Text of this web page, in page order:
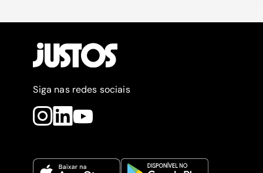
Siga nas redes sociais